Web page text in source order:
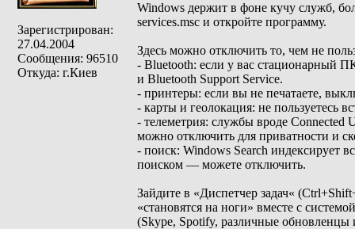
Зарегистрирован:
27.04.2004
Сообщения: 96510
Откуда: г.Киев
Windows держит в фоне кучу служб,
services.msc и откройте программу.
Здесь можно отключить то, чем не
- Bluetooth: если у вас стационарный
и Bluetooth Support Service.
- принтеры: если вы не печатаете,
- карты и геолокация: не пользуетесь
- телеметрия: службы вроде Connected
можно отключить для приватности и
- поиск: Windows Search индексирует
поиском — можете отключить.
Зайдите в «Диспетчер задач«
«становятся на ноги» вместе с
(Skype, Spotify, различные